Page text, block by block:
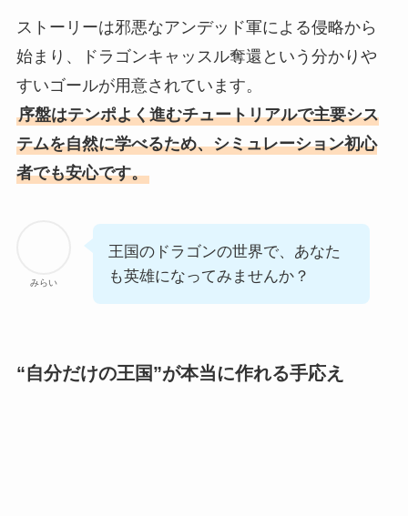
ストーリーは邪悪なアンデッド軍による侵略から
始まり、ドラゴンキャッスル奪還という分かりや
すいゴールが用意されています。
序盤はテンポよく進むチュートリアルで主要シス
テムを自然に学べるため、シミュレーション初心
者でも安心です。
みらい
王国のドラゴンの世界で、あなた
も英雄になってみませんか？
“自分だけの王国”が本当に作れる手応え